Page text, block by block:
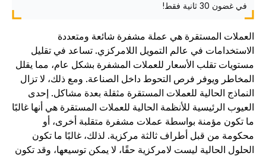
في غضون 30 ثانية فقط!
المستقرة هي عملة مشفرة شائعة ومتعددة
في عالم التمويل اللامركزي. تساعد في تقليل
تقلب الأسعار للعملات المشفرة بشكل عام، مما يقلل
ويوفر فرص التحوط داخل الصناعة. ومع ذلك، لا تزال
الحالية للعملات المستقرة مثقلة بعدة مشاكل. إحدى
الرئيسية للأنظمة الحالية للعملات المستقرة هي أنها غالبًا
تكون مؤمنة بواسطة عملات مشفرة متقلبة أخرى، أو
من قبل أطراف ثالثة مركزية. لذلك، غالبًا ما تكون
الحالية ليست لامركزية حقًا، لا يمكن توسيعها، وقد تكون